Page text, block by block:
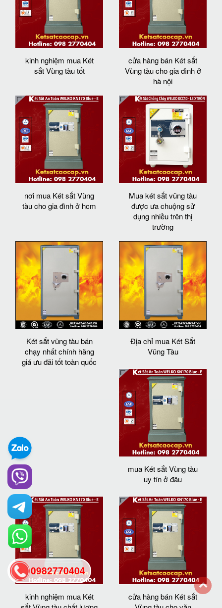
kinh nghiệm mua Két
sắt Vùng tàu tốt
cửa hàng bán Két sắt
Vùng tàu cho gia đình ở
hà nội
nơi mua Két sắt Vùng
tàu cho gia đình ở hcm
Mua két sắt vũng tàu
được ưa chuộng sử
dụng nhiều trên thị
trường
Két sắt vũng tàu bán
chạy nhất chính hãng
giá ưu đãi tốt toàn quốc
Địa chỉ mua Két Sắt
Vũng Tàu
mua Két sắt Vùng tàu
uy tín ở đâu
kinh nghiệm mua Két
cửa hàng bán Két sắt
0982770404
back